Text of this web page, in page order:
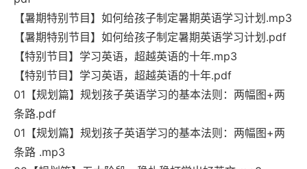
【暑期特别节目】如何给孩子制定暑期英语学习计划.mp3
【暑期特别节目】如何给孩子制定暑期英语学习计划.pdf
【特别节目】学习英语，超越英语的十年.mp3
【特别节目】学习英语，超越英语的十年.pdf
01【规划篇】规划孩子英语学习的基本法则：两幅图+两
条路.pdf
01【规划篇】规划孩子英语学习的基本法则：两幅图+两
条路 .mp3